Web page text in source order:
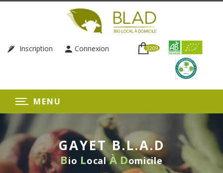
Inscription Connexion 3209
MENU
GAYET B.L.A.D
Bio LocalÀ Domicile